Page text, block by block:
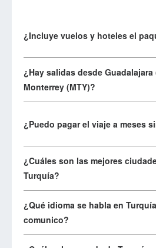
¿Incluye vuelos y hoteles el
¿Hay salidas desde Guadalajara
Monterrey (MTY)?
¿Puedo pagar el viaje a meses
¿Cuáles son las mejores
Turquía?
¿Qué idioma se habla en
comunico?